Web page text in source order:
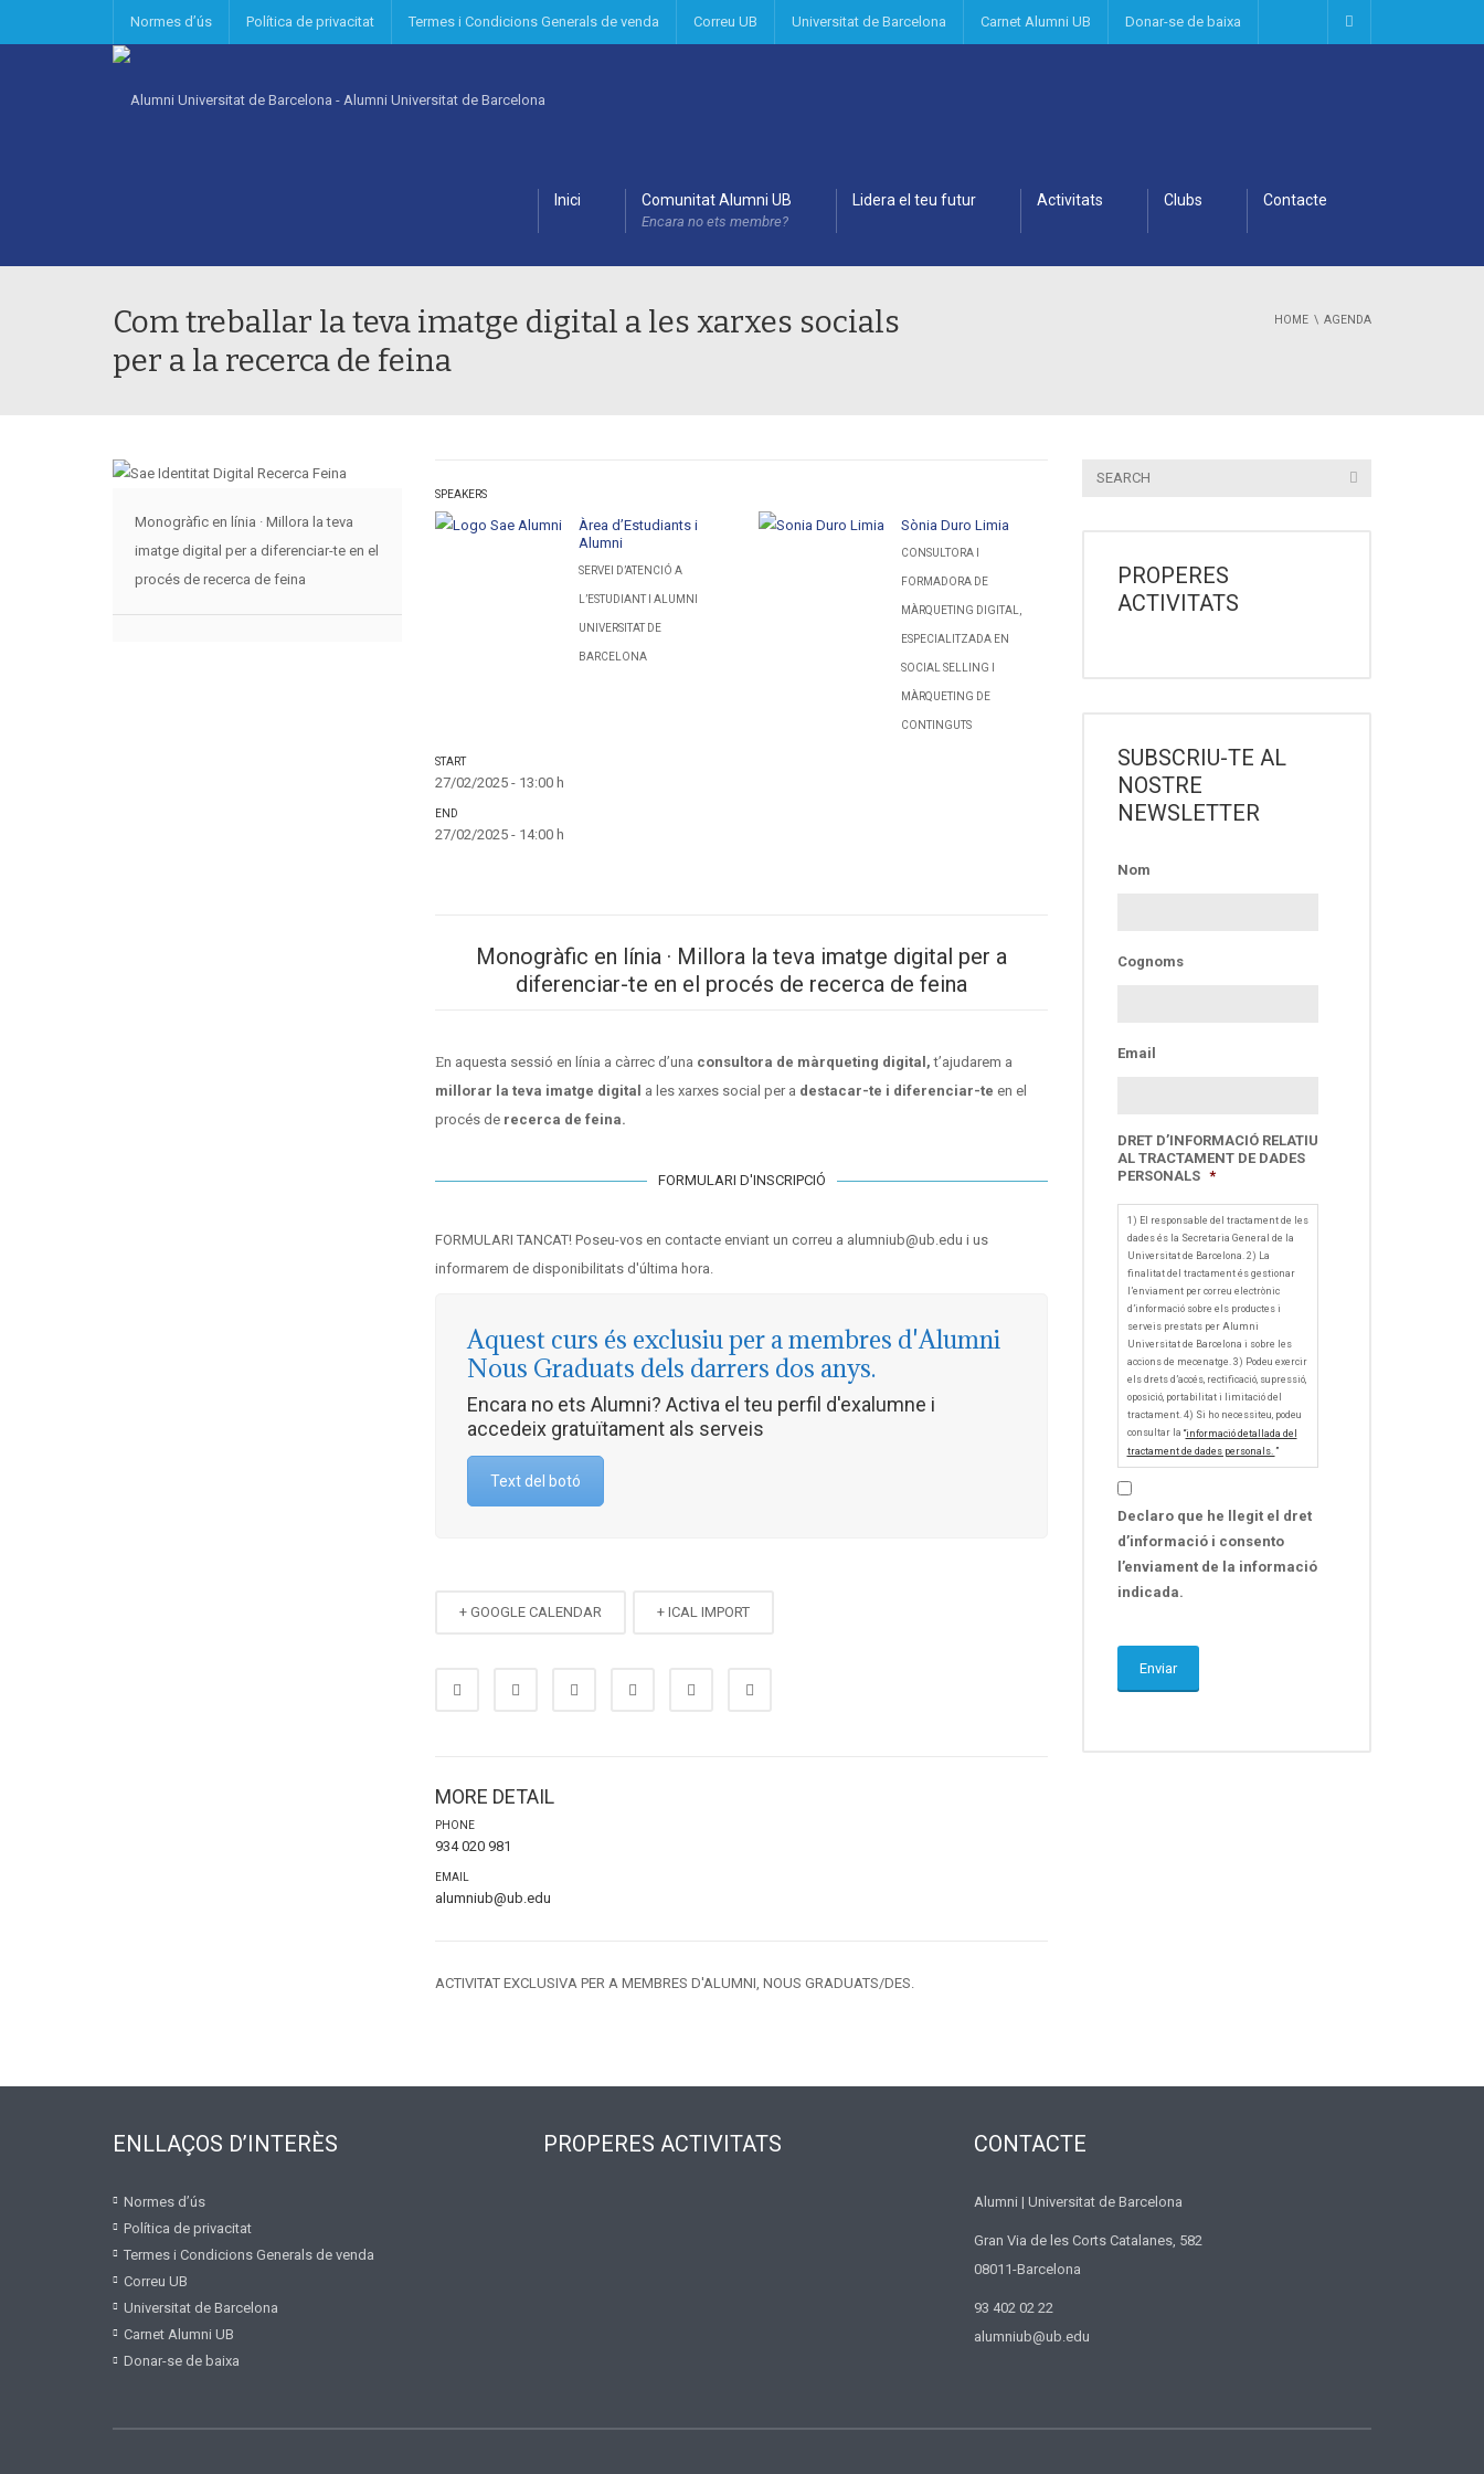
Normes d’ús Política de privacitat Termes i Condicions Generals de venda Correu UB Universitat de Barcelona Carnet Alumni UB Donar-se de baixa
Inici Comunitat Alumni UB
Encara no ets membre?
Lidera el teu futur Activitats Clubs Contacte
Com treballar la teva imatge digital a les xarxes socials
per a la recerca de feina
HOME AGENDA
Monogràfic en línia · Millora la teva
imatge digital per a diferenciar-te en el
procés de recerca de feina
SPEAKERS
Àrea d’Estudiants i
Alumni
SERVEI D’ATENCIÓ A
L’ESTUDIANT I ALUMNI
UNIVERSITAT DE
BARCELONA
Sònia Duro Limia
CONSULTORA I
FORMADORA DE
MÀRQUETING DIGITAL,
ESPECIALITZADA EN
SOCIAL SELLING I
MÀRQUETING DE
CONTINGUTS
START
27/02/2025 - 13:00 h
END
27/02/2025 - 14:00 h
Monogràfic en línia · Millora la teva imatge digital per a
diferenciar-te en el procés de recerca de feina
En aquesta sessió en línia a càrrec d’una consultora de màrqueting digital, t’ajudarem a
millorar la teva imatge digital a les xarxes social per a destacar-te i diferenciar-te en el
procés de recerca de feina.
FORMULARI D'INSCRIPCIÓ
FORMULARI TANCAT! Poseu-vos en contacte enviant un correu a alumniub@ub.edu i us
informarem de disponibilitats d'última hora.
Aquest curs és exclusiu per a membres d'Alumni
Nous Graduats dels darrers dos anys.
Encara no ets Alumni? Activa el teu perfil d'exalumne i
accedeix gratuïtament als serveis
Text del botó
+ GOOGLE CALENDAR + ICAL IMPORT
MORE DETAIL
PHONE
934 020 981
EMAIL
alumniub@ub.edu
ACTIVITAT EXCLUSIVA PER A MEMBRES D'ALUMNI, NOUS GRADUATS/DES.
PROPERES
ACTIVITATS
SUBSCRIU-TE AL
NOSTRE
NEWSLETTER
Nom
Cognoms
Email
DRET D’INFORMACIÓ RELATIU
AL TRACTAMENT DE DADES
PERSONALS *
1) El responsable del tractament de les
dades és la Secretaria General de la
Universitat de Barcelona. 2) La
finalitat del tractament és gestionar
l’enviament per correu electrònic
d’informació sobre els productes i
serveis prestats per Alumni
Universitat de Barcelona i sobre les
accions de mecenatge. 3) Podeu exercir
els drets d’accés, rectificació, supressió,
oposició, portabilitat i limitació del
tractament. 4) Si ho necessiteu, podeu
consultar la “informació detallada del
tractament de dades personals. ”
Declaro que he llegit el dret
d’informació i consento
l’enviament de la informació
indicada.
ENLLAÇOS D’INTERÈS
Normes d’ús
Política de privacitat
Termes i Condicions Generals de venda
Correu UB
Universitat de Barcelona
Carnet Alumni UB
Donar-se de baixa
PROPERES ACTIVITATS CONTACTE
Alumni | Universitat de Barcelona
Gran Via de les Corts Catalanes, 582
08011-Barcelona
93 402 02 22
alumniub@ub.edu